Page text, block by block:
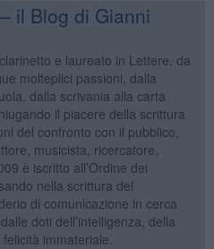
il Blog di Gianni
e laureato in Lettere, da
molteplici passioni, dalla
dalla scrivania alla carta
il piacere della scrittura
del confronto con il pubblico,
musicista, ricercatore,
è iscritto all’Ordine dei
nella scrittura del
di comunicazione in cerca
doti dell’intelligenza, della
immateriale.